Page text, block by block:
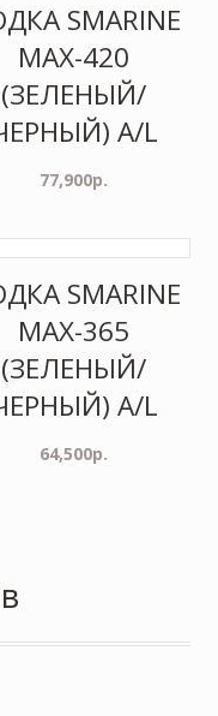
SMARINE
MAX-420
(ЗЕЛЕНЫЙ/
A/L
77,900р.
SMARINE
MAX-365
(ЗЕЛЕНЫЙ/
A/L
64,500р.